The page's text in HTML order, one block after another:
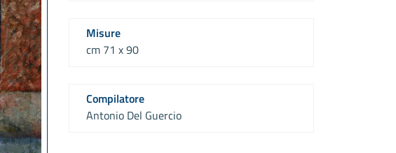
Misure
cm 71 x 90
Compilatore
Antonio Del Guercio